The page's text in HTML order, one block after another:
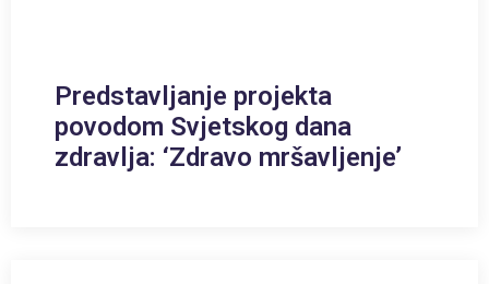
Predstavljanje projekta
povodom Svjetskog dana
zdravlja: ‘Zdravo mršavljenje’